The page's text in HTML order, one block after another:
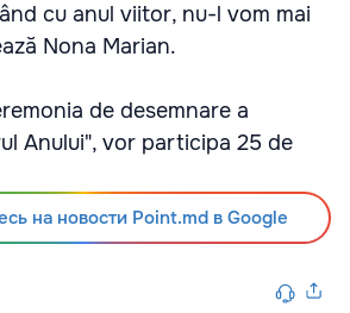
cu anul viitor, nu-l vom mai
Nona Marian.
de desemnare a
Anului", vor participa 25 de
на новости Point.md в Google